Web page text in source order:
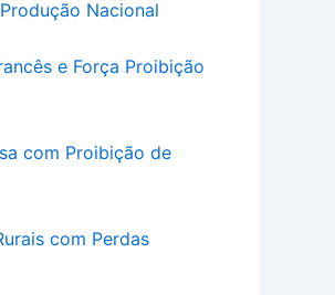
Nacional
com Proibição de